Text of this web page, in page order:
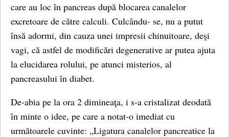
care au loc în pancreas după blocarea canalelor
excretoare de către calculi. Culcându- se, nu a putut
însă adormi, din cauza unei impresii chinuitoare, deşi
vagi, că astfel de modificări degenerative ar putea ajuta
la elucidarea rolului, pe atunci misterios, al
pancreasului în diabet.
De-abia pe la ora 2 dimineaţa, i s-a cristalizat deodată
în minte o idee, pe care a notat-o imediat cu
următoarele cuvinte: „Ligatura canalelor pancreatice la